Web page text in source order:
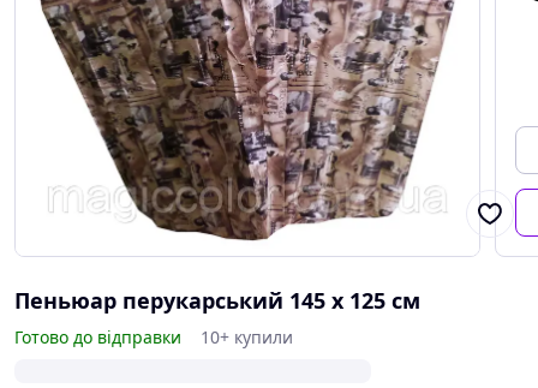
Пеньюар перукарський 145 х 125 см
Готово до відправки 10+ купили